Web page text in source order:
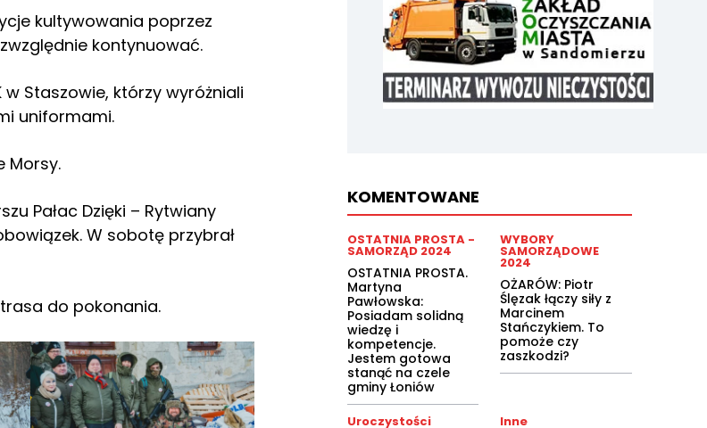
kultywowania poprzez
kontynuować.
w Staszowie, którzy wyróżniali
uniformami.
Morsy.
Pałac Dzięki – Rytwiany
W sobotę przybrał
do pokonania.
KOMENTOWANE
OSTATNIA PROSTA -
SAMORZĄD 2024
OSTATNIA PROSTA.
Martyna
Pawłowska:
Posiadam solidną
wiedzę i
kompetencje.
Jestem gotowa
stanąć na czele
gminy Łoniów
WYBORY
SAMORZĄDOWE
2024
OŻARÓW: Piotr
Ślęzak łączy siły z
Marcinem
Stańczykiem. To
pomoże czy
zaszkodzi?
Uroczystości Inne